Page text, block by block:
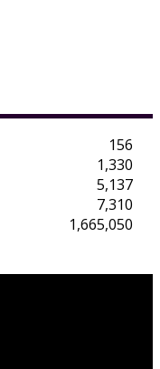
156
1,330
5,137
7,310
1,665,050